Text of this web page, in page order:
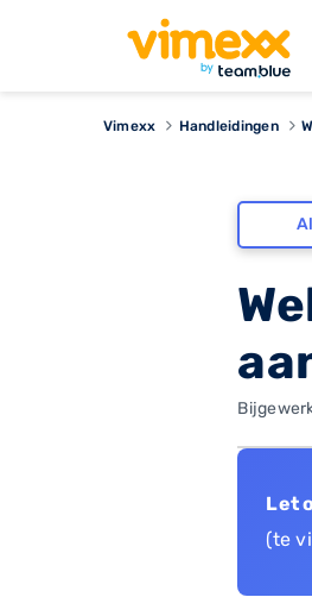
Vimexx Handleidingen
Let
(te